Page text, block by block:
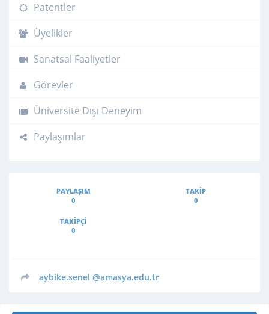
Patentler
Üyelikler
Sanatsal Faaliyetler
Görevler
Üniversite Dışı Deneyim
Paylaşımlar
PAYLAŞIM
0
TAKIP
0
TAKIPÇI
0
aybike.senel @amasya.edu.tr